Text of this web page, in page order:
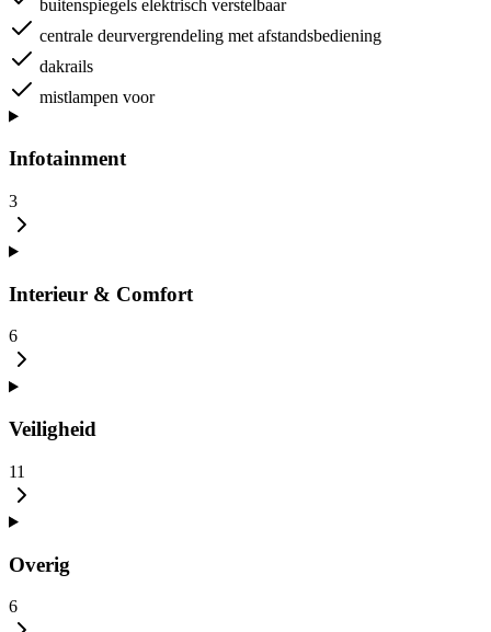
buitenspiegels elektrisch verstelbaar
centrale deurvergrendeling met afstandsbediening
dakrails
mistlampen voor
Infotainment
3
Interieur & Comfort
6
Veiligheid
11
Overig
6